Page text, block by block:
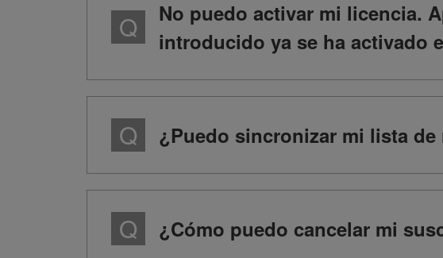
No puedo activar mi licencia.
introducido ya se ha activado
¿Puedo sincronizar mi lista
¿Cómo puedo cancelar mi